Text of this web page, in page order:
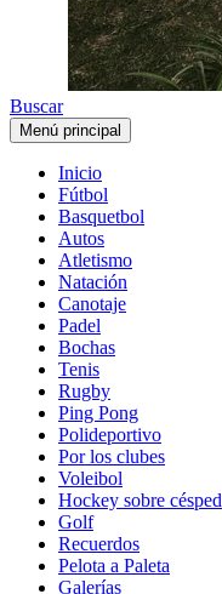
Buscar
Menú principal
Inicio
Fútbol
Basquetbol
Autos
Atletismo
Natación
Canotaje
Padel
Bochas
Tenis
Rugby
Ping Pong
Polideportivo
Por los clubes
Voleibol
Hockey sobre césped
Golf
Recuerdos
Pelota a Paleta
Galerías